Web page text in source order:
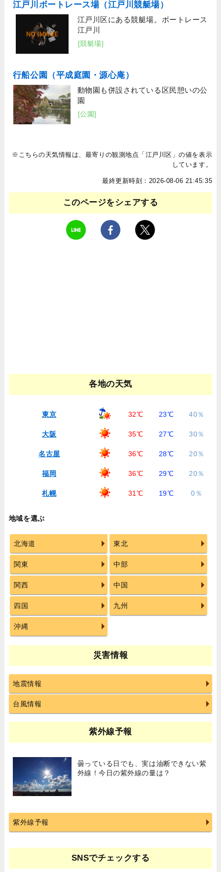
江戸川ボートレース場（江戸川競艇場）
江戸川区にある競艇場。ボートレース
江戸川
[競艇場]
行船公園（平成庭園・源心庵）
動物園も併設されている区民憩いの公
園
[公園]
※こちらの天気情報は、最寄りの観測地点「江戸川区」の値を表示
しています。
最終更新時刻：2026-08-06 21:45:35
このページをシェアする
各地の天気
東京 32℃ 23℃ 40％
大阪 35℃ 27℃ 30％
名古屋 36℃ 28℃ 20％
福岡 36℃ 29℃ 20％
札幌 31℃ 19℃ 0％
地域を選ぶ
北海道 東北
関東 中部
関西 中国
四国 九州
沖縄
災害情報
地震情報
台風情報
紫外線予報
曇っている日でも、実は油断できない紫
外線！今日の紫外線の量は？
紫外線予報
SNSでチェックする